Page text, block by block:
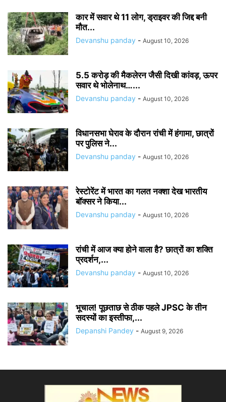
कार में सवार थे 11 लोग, ड्राइवर की जिद्द बनी
मौत...
Devanshu panday - August 10, 2026
5.5 करोड़ की मैकलेरन जैसी दिखी कांवड़, ऊपर
सवार थे भोलेनाथ…...
Devanshu panday - August 10, 2026
विधानसभा घेराव के दौरान रांची में हंगामा, छात्रों
पर पुलिस ने...
Devanshu panday - August 10, 2026
रेस्टोरेंट में भारत का गलत नक्शा देख भारतीय
बॉक्सर ने किया...
Devanshu panday - August 10, 2026
रांची में आज क्या होने वाला है? छात्रों का शक्ति
प्रदर्शन,...
Devanshu panday - August 10, 2026
भूचाल! पूछताछ से ठीक पहले JPSC के तीन
सदस्यों का इस्तीफा,...
Depanshi Pandey - August 9, 2026